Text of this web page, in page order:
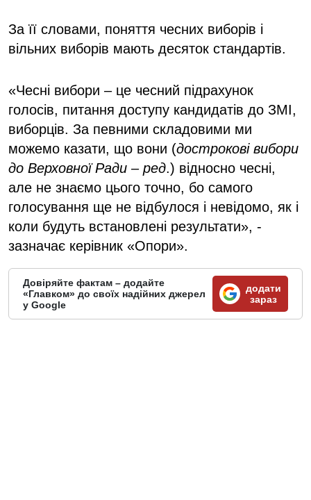
За її словами, поняття чесних виборів і
вільних виборів мають десяток стандартів.
«Чесні вибори – це чесний підрахунок
голосів, питання доступу кандидатів до ЗМІ,
виборців. За певними складовими ми
можемо казати, що вони (дострокові вибори
до Верховної Ради – ред.) відносно чесні,
але не знаємо цього точно, бо самого
голосування ще не відбулося і невідомо, як і
коли будуть встановлені результати», -
зазначає керівник «Опори».
Довіряйте фактам – додайте
«Главком» до своїх надійних джерел
у Google
додати
зараз